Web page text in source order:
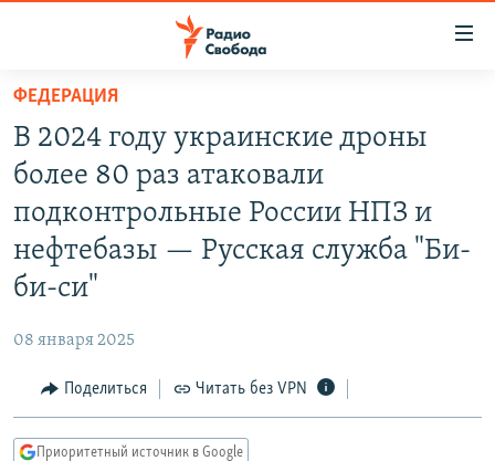
упрощенного
доступа
Вернуться
основному
содержанию
Вернутся
главной
навигации
Вернутся
поиску
ПОДКАСТЫ
АВТОРСКИЕ ПРОЕКТЫ
ЦИТАТЫ СВОБОДЫ
МНЕНИЯ
IDEL.РЕАЛИИ
КАВКАЗ.РЕАЛИИ
СЕВЕР.РЕАЛИИ
ФЕДЕРАЦИЯ
В 2024 году украинские дроны
более 80 раз атаковали
подконтрольные России НПЗ и
нефтебазы — Русская служба "Би-
би-си"
08 января 2025
Поделиться Читать без VPN
Приоритетный источник в Google